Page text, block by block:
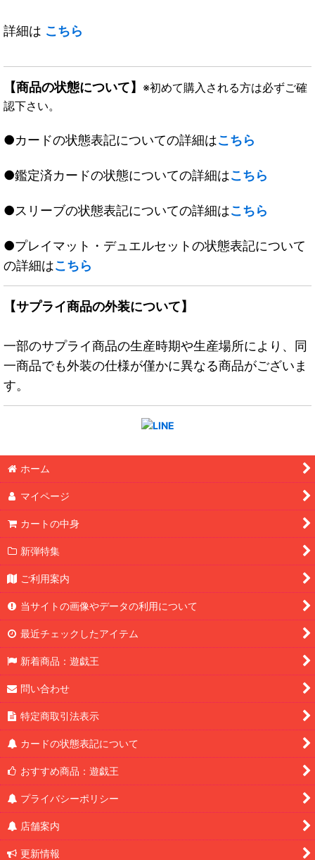
詳細は こちら
【商品の状態について】 ※初めて購入される方は必ずご確
認下さい。
●カードの状態表記についての詳細はこちら
●鑑定済カードの状態についての詳細はこちら
●スリーブの状態表記についての詳細はこちら
●プレイマット・デュエルセットの状態表記について
の詳細はこちら
【サプライ商品の外装について】
一部のサプライ商品の生産時期や生産場所により、同
一商品でも外装の仕様が僅かに異なる商品がございま
す。
ホーム
マイページ
カートの中身
新弾特集
ご利用案内
当サイトの画像やデータの利用について
最近チェックしたアイテム
新着商品：遊戯王
問い合わせ
特定商取引法表示
カードの状態表記について
おすすめ商品：遊戯王
プライバシーポリシー
店舗案内
更新情報